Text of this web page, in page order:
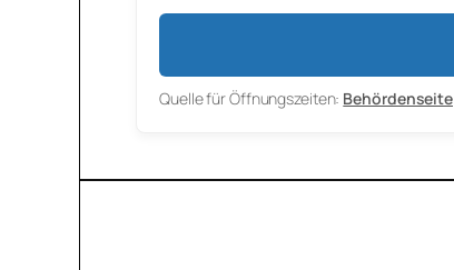
Quelle für Öffnungszeiten: Behördenseite